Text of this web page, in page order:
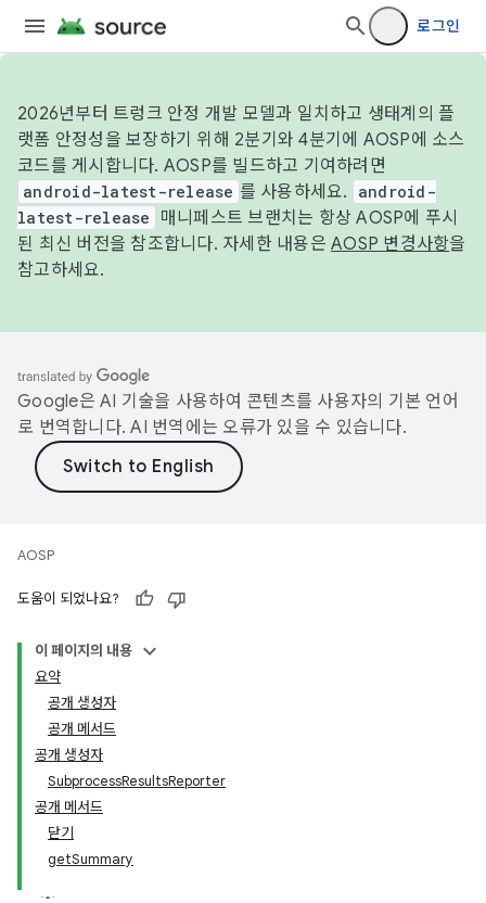
로그인
2026년부터 트렁크 안정 개발 모델과 일치하고 생태계의 플
랫폼 안정성을 보장하기 위해 2분기와 4분기에 AOSP에 소스
코드를 게시합니다. AOSP를 빌드하고 기여하려면
android-latest-release 를 사용하세요.
android-
latest-release
매니페스트 브랜치는 항상 AOSP에 푸시
된 최신 버전을 참조합니다. 자세한 내용은 AOSP 변경사항을
참고하세요.
Google은 AI 기술을 사용하여 콘텐츠를 사용자의 기본 언어
로 번역합니다. AI 번역에는 오류가 있을 수 있습니다.
AOSP
도움이 되었나요?
이 페이지의 내용
요약
공개 생성자
공개 메서드
공개 생성자
SubprocessResultsReporter
공개 메서드
닫기
getSummary